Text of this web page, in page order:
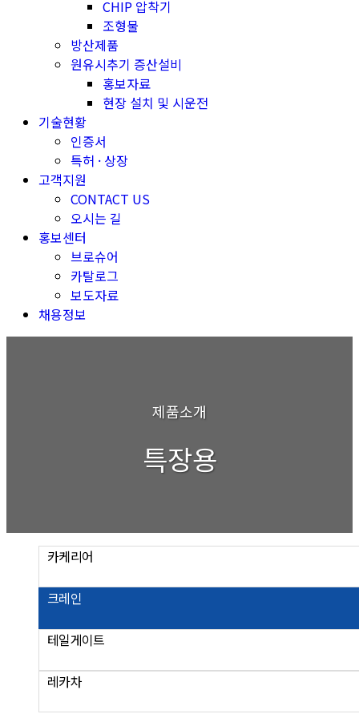
CHIP 압착기
조형물
방산제품
원유시추기 증산설비
홍보자료
현장 설치 및 시운전
기술현황
인증서
특허 · 상장
고객지원
CONTACT US
오시는 길
홍보센터
브로슈어
카탈로그
보도자료
채용정보
제품소개
특장용
카케리어
크레인
테일게이트
레카차